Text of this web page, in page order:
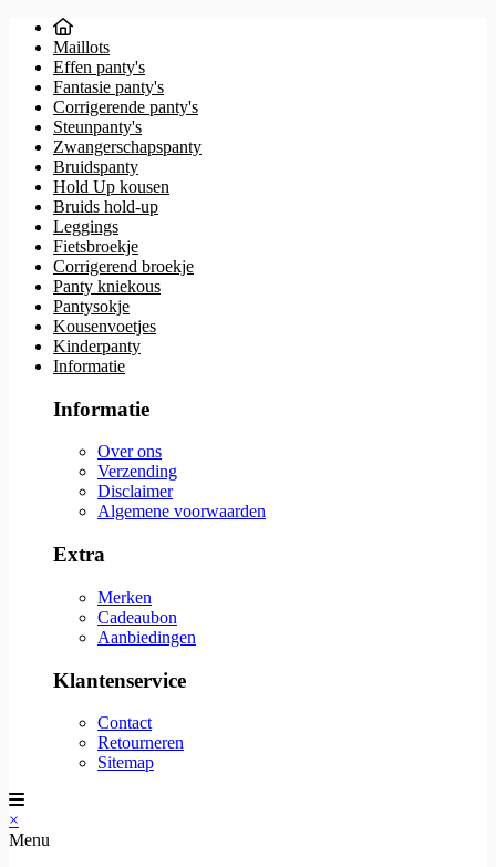
Maillots
Effen panty's
Fantasie panty's
Corrigerende panty's
Steunpanty's
Zwangerschapspanty
Bruidspanty
Hold Up kousen
Bruids hold-up
Leggings
Fietsbroekje
Corrigerend broekje
Panty kniekous
Pantysokje
Kousenvoetjes
Kinderpanty
Informatie
Informatie
Over ons
Verzending
Disclaimer
Algemene voorwaarden
Extra
Merken
Cadeaubon
Aanbiedingen
Klantenservice
Contact
Retourneren
Sitemap
×
Menu